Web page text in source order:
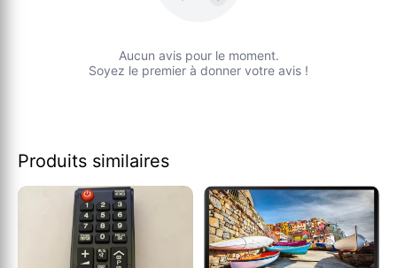
Aucun avis pour le moment.
Soyez le premier à donner votre avis !
Produits similaires